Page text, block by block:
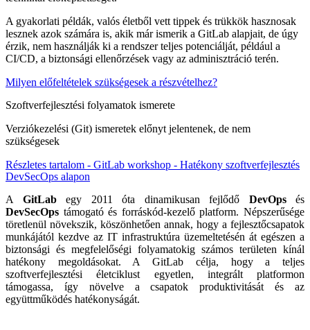
A gyakorlati példák, valós életből vett tippek és trükkök hasznosak
lesznek azok számára is, akik már ismerik a GitLab alapjait, de úgy
érzik, nem használják ki a rendszer teljes potenciálját, például a
CI/CD, a biztonsági ellenőrzések vagy az adminisztráció terén.
Milyen előfeltételek szükségesek a részvételhez?
Szoftverfejlesztési folyamatok ismerete
Verziókezelési (Git) ismeretek előnyt jelentenek, de nem
szükségesek
Részletes tartalom - GitLab workshop - Hatékony szoftverfejlesztés
DevSecOps alapon
A GitLab egy 2011 óta dinamikusan fejlődő DevOps és
DevSecOps támogató és forráskód-kezelő platform. Népszerűsége
töretlenül növekszik, köszönhetően annak, hogy a fejlesztőcsapatok
munkájától kezdve az IT infrastruktúra üzemeltetésén át egészen a
biztonsági és megfelelőségi folyamatokig számos területen kínál
hatékony megoldásokat. A GitLab célja, hogy a teljes
szoftverfejlesztési életciklust egyetlen, integrált platformon
támogassa, így növelve a csapatok produktivitását és az
együttműködés hatékonyságát.